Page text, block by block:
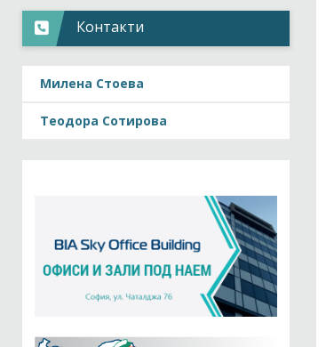
Контакти
Милена Стоева
Теодора Сотирова